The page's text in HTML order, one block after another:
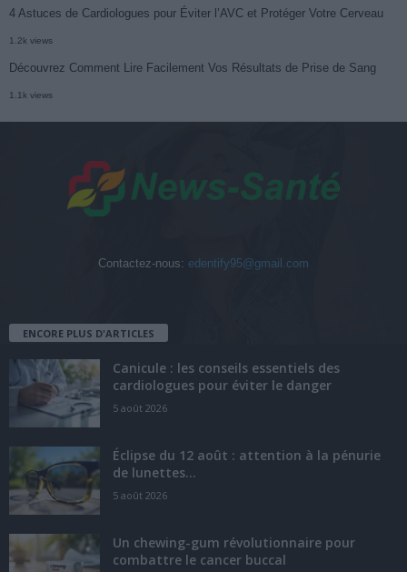
4 Astuces de Cardiologues pour Éviter l’AVC et Protéger Votre Cerveau
1.2k views
Découvrez Comment Lire Facilement Vos Résultats de Prise de Sang
1.1k views
Contactez-nous: edentify95@gmail.com
ENCORE PLUS D'ARTICLES
Canicule : les conseils essentiels des
cardiologues pour éviter le danger
5 août 2026
Éclipse du 12 août : attention à la pénurie
de lunettes...
5 août 2026
Un chewing-gum révolutionnaire pour
combattre le cancer buccal